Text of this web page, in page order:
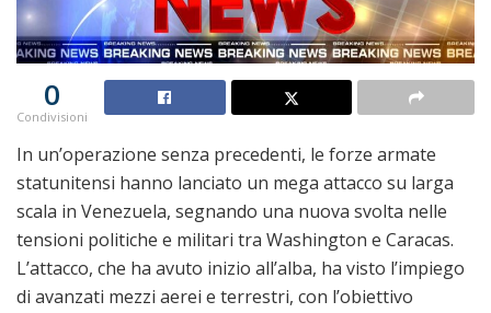
0
Condivisioni
In un’operazione senza precedenti, le forze armate
statunitensi hanno lanciato un mega attacco su larga
scala in Venezuela, segnando una nuova svolta nelle
tensioni politiche e militari tra Washington e Caracas.
L’attacco, che ha avuto inizio all’alba, ha visto l’impiego
di avanzati mezzi aerei e terrestri, con l’obiettivo